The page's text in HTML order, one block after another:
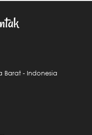
Barat - Indonesia